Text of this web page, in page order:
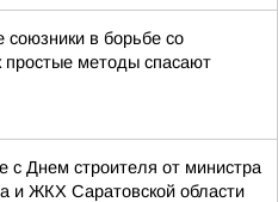
в борьбе со
простые методы спасают
с Днем строителя от министра
и ЖКХ Саратовской области